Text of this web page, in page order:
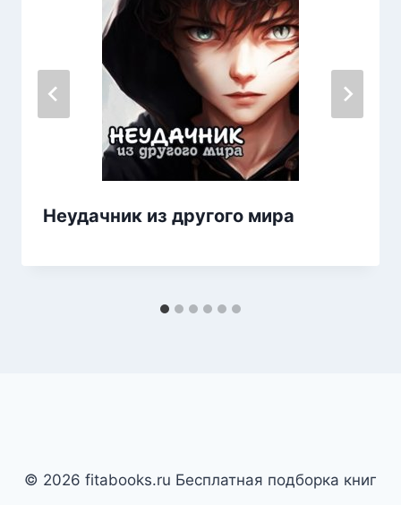
Неудачник из другого мира
© 2026 fitabooks.ru Бесплатная подборка книг